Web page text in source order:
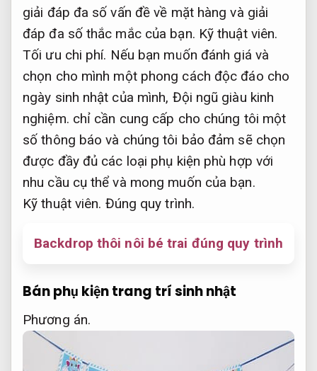
giải đáp đa số vấn đề về mặt hàng và giải
đáp đa số thắc mắc của bạn. Kỹ thuật viên.
Tối ưu chi phí. Nếu bạn muốn đánh giá và
chọn cho mình một phong cách độc đáo cho
ngày sinh nhật của mình, Đội ngũ giàu kinh
nghiệm. chỉ cần cung cấp cho chúng tôi một
số thông báo và chúng tôi bảo đảm sẽ chọn
được đầy đủ các loại phụ kiện phù hợp với
nhu cầu cụ thể và mong muốn của bạn.
Kỹ thuật viên. Đúng quy trình.
Backdrop thôi nôi bé trai đúng quy trình
Bán phụ kiện trang trí sinh nhật
Phương án.